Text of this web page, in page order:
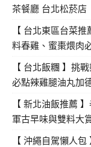
茶餐廳 台北松菸店
【 台北東區台菜
料春雞、蜜棗煨肉
【 台北飯糰 】挑
必點辣雞腿油丸加
【 新北油飯推薦
軍古早味與雙料大
【 沖繩自駕懶人